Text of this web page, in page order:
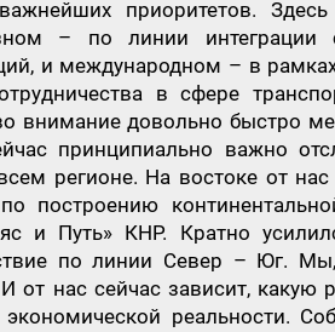
приоритетов.
– по линии интеграции
и международном – в
в сфере
внимание довольно быстро
принципиально важно
регионе. На востоке от
построению
и Путь» КНР. Кратно
по линии Север – Юг.
от нас сейчас зависит,
экономической реальности.